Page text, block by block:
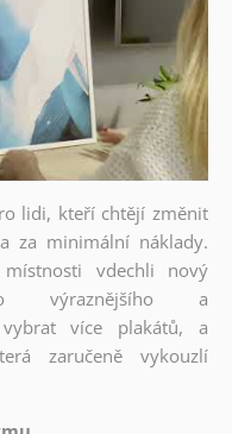
lidi, kteří chtějí změnit
za minimální náklady.
vdechli nový
výraznějšího a
vybrat více plakátů, a
zaručeně vykouzlí